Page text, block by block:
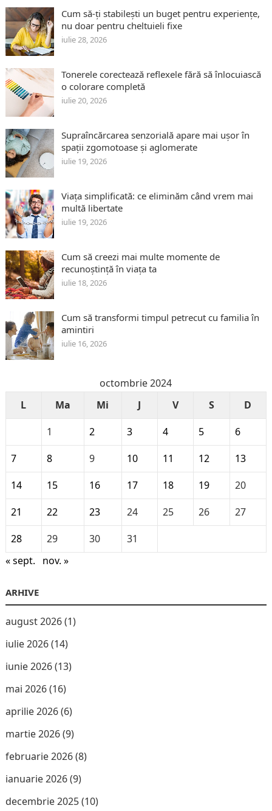
Cum să-ți stabilești un buget pentru experiențe,
nu doar pentru cheltuieli fixe
iulie 28, 2026
Tonerele corectează reflexele fără să înlocuiască
o colorare completă
iulie 20, 2026
Supraîncărcarea senzorială apare mai ușor în
spații zgomotoase și aglomerate
iulie 19, 2026
Viața simplificată: ce eliminăm când vrem mai
multă libertate
iulie 19, 2026
Cum să creezi mai multe momente de
recunoștință în viața ta
iulie 18, 2026
Cum să transformi timpul petrecut cu familia în
amintiri
iulie 16, 2026
octombrie 2024
L
Ma Mi J V S
D
1
2 3 4 5
6
7
8 9 10 11 12
13
14
15 16 17 18 19
20
21
22 23 24 25 26
27
28
29 30
31
« sept.
nov. »
ARHIVE
august 2026(1)
iulie 2026(14)
iunie 2026(13)
mai 2026(16)
aprilie 2026(6)
martie 2026(9)
februarie 2026(8)
ianuarie 2026(9)
decembrie 2025(10)